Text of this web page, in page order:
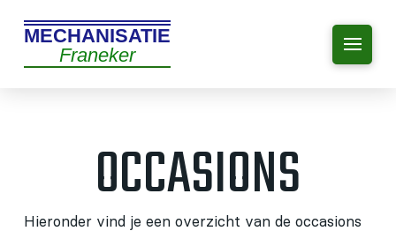
MECHANISATIE
Franeker
OCCASIONS
Hieronder vind je een overzicht van de occasions